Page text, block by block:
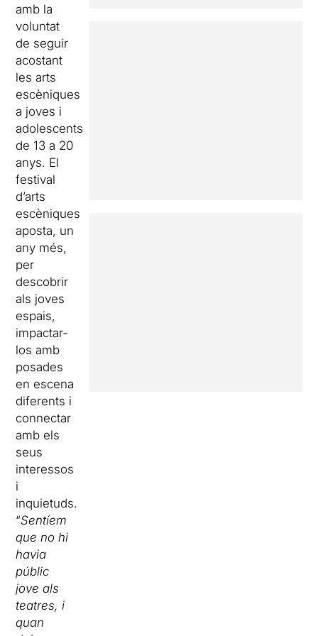
amb la
voluntat
de seguir
acostant
les arts
escèniques
a joves i
adolescents
de 13 a 20
anys. El
festival
d’arts
escèniques
aposta, un
any més,
per
descobrir
als joves
espais,
impactar-
los amb
posades
en escena
diferents i
connectar
amb els
seus
interessos
i
inquietuds.
“Sentíem
que no hi
havia
públic
jove als
teatres, i
quan